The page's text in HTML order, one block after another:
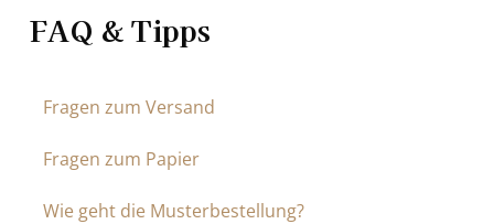
FAQ & Tipps
Fragen zum Versand
Fragen zum Papier
Wie geht die Musterbestellung?